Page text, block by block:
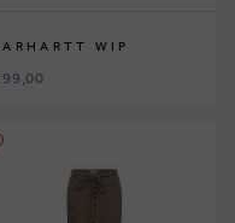
WIP
99,00